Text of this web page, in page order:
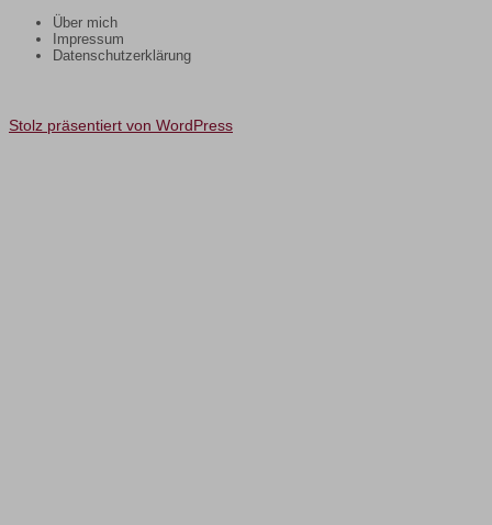
Über mich
Impressum
Datenschutzerklärung
Stolz präsentiert von WordPress